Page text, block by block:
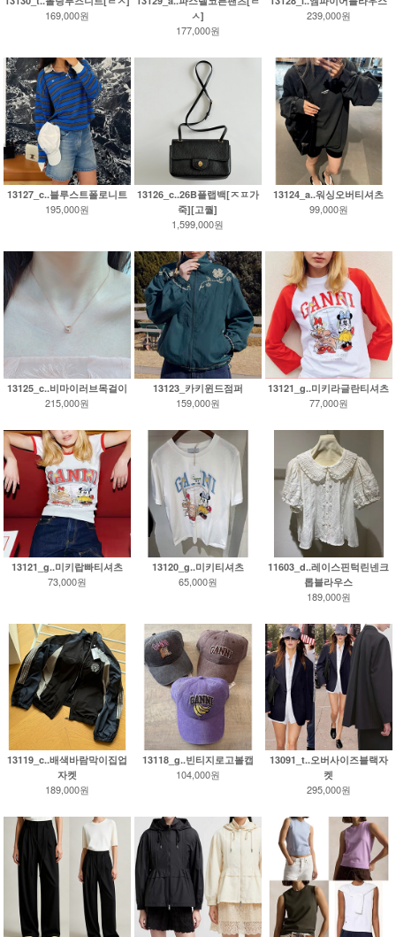
169,000원
ㅅ]
177,000원
239,000원
13127_c..블루스트폴로니트
195,000원
13126_c..26B플랩백[ㅈㅍ가
죽][고퀄]
1,599,000원
13124_a..워싱오버티셔츠
99,000원
13125_c..비마이러브목걸이
215,000원
13123_카키윈드점퍼
159,000원
13121_g..미키라글란티셔츠
77,000원
13121_g..미키랍빠티셔츠
73,000원
13120_g..미키티셔츠
65,000원
11603_d..레이스핀턱린넨크
롭블라우스
189,000원
13119_c..배색바람막이집업
자켓
189,000원
13118_g..빈티지로고볼캡
104,000원
13091_t..오버사이즈블랙자
켓
295,000원